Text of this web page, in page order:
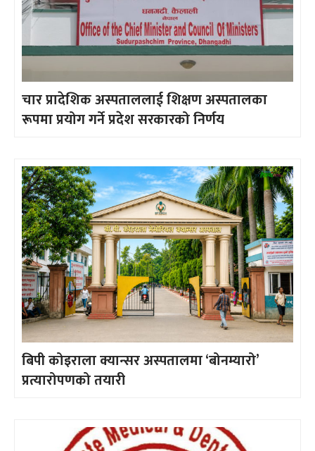
चार प्रादेशिक अस्पताललाई शिक्षण अस्पतालका
रूपमा प्रयोग गर्ने प्रदेश सरकारको निर्णय
बिपी कोइराला क्यान्सर अस्पतालमा ‘बोनम्यारो’
प्रत्यारोपणको तयारी